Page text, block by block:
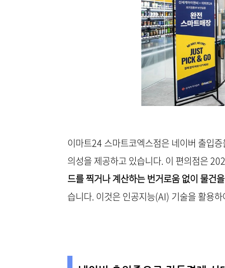
이마트24 스마트코엑스점은 네이버 출입
의성을 제공하고 있습니다. 이 편의점은
드를 찍거나 계산하는 번거로움 없이 물건
습니다. 이것은 인공지능(AI) 기술을 활용